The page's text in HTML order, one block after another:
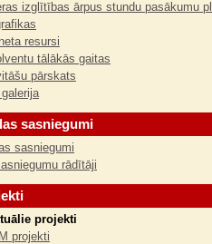
izglītības ārpus stundu pasākumu
resursi
tālākās gaitas
pārskats
sasniegumi
sasniegumi
rādītāji
projekti
projekti